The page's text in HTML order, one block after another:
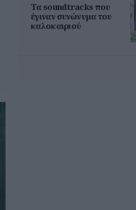
Τα soundtracks που
έγιναν συνώνυμα του
καλοκαιριού